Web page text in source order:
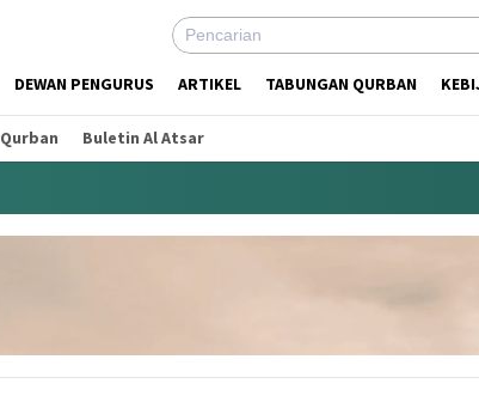
DEWAN PENGURUS ARTIKEL TABUNGAN QURBAN
Qurban Buletin Al Atsar